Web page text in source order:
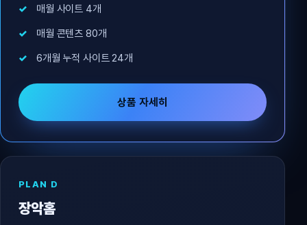
매월 사이트 4개
매월 콘텐츠 80개
6개월 누적 사이트 24개
상품 자세히
PLAN D
장악홈